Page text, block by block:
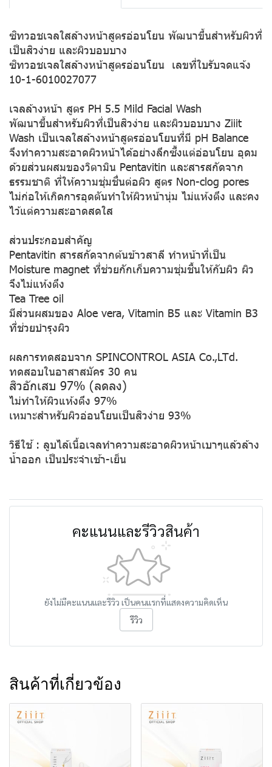
ซิทวอชเจลใสล้างหน้าสูตรอ่อนโยน พัฒนาขึ้นสำหรับผิวที่
เป็นสิวง่าย และผิวบอบบาง
ซิทวอชเจลใสล้างหน้าสูตรอ่อนโยน เลขที่ใบรับจดแจ้ง
10-1-6010027077
เจลล้างหน้า สูตร PH 5.5 Mild Facial Wash
พัฒนาขึ้นสำหรับผิวที่เป็นสิวง่าย และผิวบอบบาง Ziiit
Wash เป็นเจลใสล้างหน้าสูตรอ่อนโยนที่มี pH Balance
จึงทำความสะอาดผิวหน้าได้อย่างลึกซึ้งแต่อ่อนโยน อุดม
ด้วยส่วนผสมของวิตามิน Pentavitin และสารสกัดจาก
ธรรมชาติ ที่ให้ความชุ่มชื่นต่อผิว สูตร Non-clog pores
ไม่ก่อให้เกิดการอุดตันทำให้ผิวหน้านุ่ม ไม่แห้งตึง และคง
ไว้แต่ความสะอาดสดใส
ส่วนประกอบสำคัญ
Pentavitin สารสกัดจากต้นข้าวสาลี ทำหน้าที่เป็น
Moisture magnet ที่ช่วยกักเก็บความชุ่มชื้นให้กับผิว ผิว
จึงไม่แห้งตึง
Tea Tree oil
มีส่วนผสมของ Aloe vera, Vitamin B5 และ Vitamin B3
ที่ช่วยบำรุงผิว
ผลการทดสอบจาก SPINCONTROL ASIA Co.,LTd.
ทดสอบในอาสาสมัคร 30 คน
สิวอักเสบ 97% (ลดลง)
ไม่ทำให้ผิวแห้งตึง 97%
เหมาะสำหรับผิวอ่อนโยนเป็นสิวง่าย 93%
วิธีใช้: ลูบไล้เนื้อเจลทำความสะอาดผิวหน้าเบาๆแล้วล้าง
น้ำออก เป็นประจำเช้า-เย็น
คะแนนและรีวิวสินค้า
ยังไม่มีคะแนนและรีวิว เป็นคนแรกที่แสดงความคิดเห็น
รีวิว
สินค้าที่เกี่ยวข้อง